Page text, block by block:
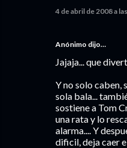
4 de abril de 2008 a
Anónimo dijo…
Jajaja... que
Y no solo caben,
sola bala...
sostiene a Tom
una rata y lo
alarma.... Y
dificil, deja caer